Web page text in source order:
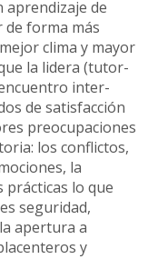
aprendizaje de
de forma más
clima y mayor
la lidera (tutor-
inter-
de satisfacción
preocupaciones
los conflictos,
la
prácticas lo que
seguridad,
apertura a
y